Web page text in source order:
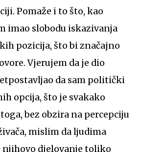
Pomaže i to što, kao
imao slobodu iskazivanja
pozicija, što bi značajno
Vjerujem da je dio
da sam politički
opcija, što je svakako
bez obzira na percepciju
mislim da ljudima
njihovo djelovanje toliko